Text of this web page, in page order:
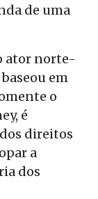
de uma
ator norte-
em
o
é
direitos
a
dos